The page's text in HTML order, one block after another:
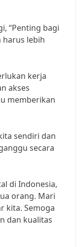
“Penting bagi
harus lebih
kerja
akses
memberikan
sendiri dan
secara
di Indonesia,
orang. Mari
kita. Semoga
dan kualitas